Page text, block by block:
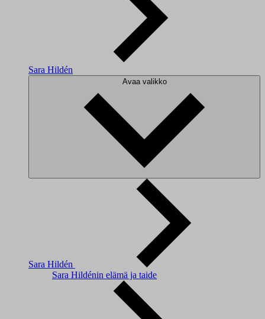
Sara Hildén
Avaa valikko
Sara Hildén
Sara Hildénin elämä ja taide